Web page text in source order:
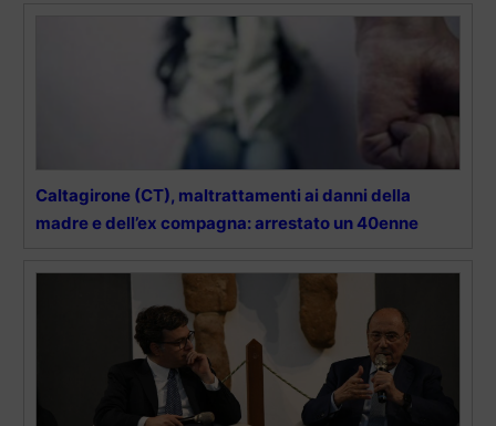
Caltagirone (CT), maltrattamenti ai danni della
madre e dell’ex compagna: arrestato un 40enne